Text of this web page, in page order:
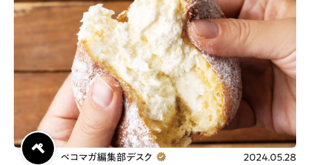
# 宮島
Special Life
Gourmet News
Outing
ペコマガ編集部デスク 2024.05.28